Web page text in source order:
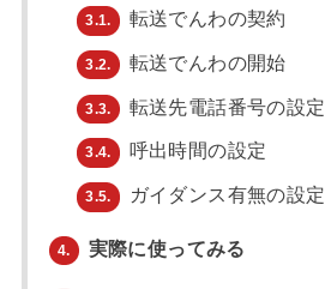
3.1. 転送でんわの契約
3.2. 転送でんわの開始
3.3. 転送先電話番号の設定
3.4. 呼出時間の設定
3.5. ガイダンス有無の設定
4. 実際に使ってみる